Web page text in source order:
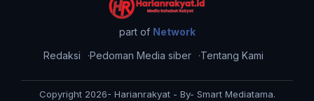
part of Network
Redaksi
Pedoman Media siber Tentang Kami
Copyright 2026- Harianrakyat - By- Smart Mediatama.